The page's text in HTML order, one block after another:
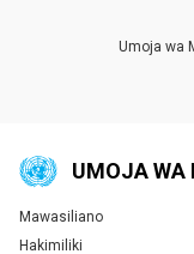
Umoja wa
UMOJA WA
Global U.N. menu
Mawasiliano
Hakimiliki